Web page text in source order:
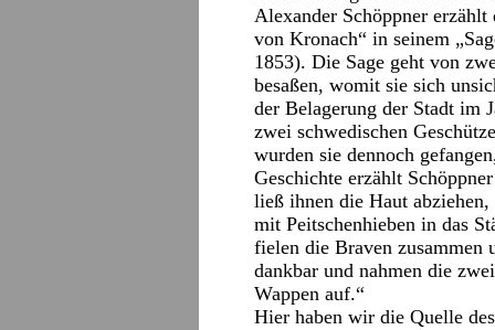
Alexander Schöppner erzählt
von Kronach“ in seinem
1853). Die Sage geht von
besaßen, womit sie sich
der Belagerung der Stadt im
zwei schwedischen
wurden sie dennoch
Geschichte erzählt
ließ ihnen die Haut
mit Peitschenhieben in das
fielen die Braven zusammen
dankbar und nahmen die
Wappen auf.“
Hier haben wir die Quelle